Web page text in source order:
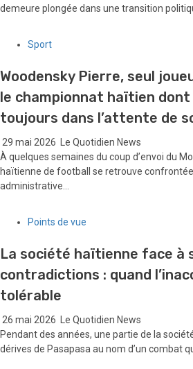
demeure plongée dans une transition
Sport
Woodensky Pierre, seul
le championnat haïtien dont
toujours dans l’attente de
29 mai 2026
Le Quotidien News
À quelques semaines du coup d’envoi du
haïtienne de football se retrouve
administrative...
Points de vue
La société haïtienne face à
contradictions : quand
tolérable
26 mai 2026
Le Quotidien News
Pendant des années, une partie de la
dérives de Pasapasa au nom d’un combat